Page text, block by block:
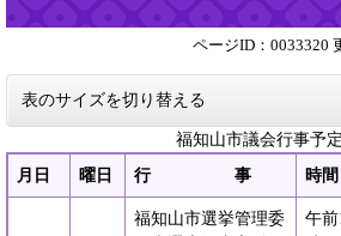
ページID：0033320
表のサイズを切り替える
福知山市議会行事予
月日
曜日 行 事 時間
福知山市選挙管理委
午前